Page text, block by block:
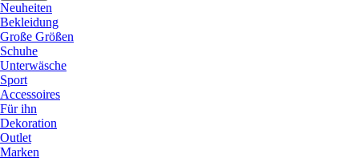
Neuheiten
Bekleidung
Große Größen
Schuhe
Unterwäsche
Sport
Accessoires
Für ihn
Dekoration
Outlet
Marken